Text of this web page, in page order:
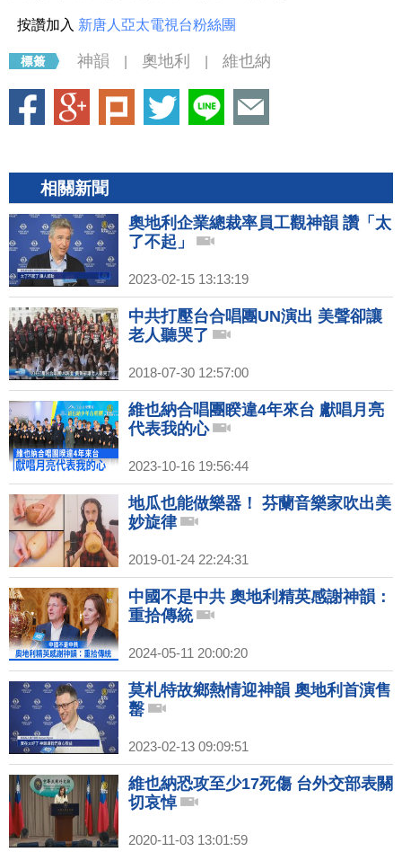
按讚加入 新唐人亞太電視台粉絲團
神韻 奧地利 維也納
相關新聞
奧地利企業總裁率員工觀神韻 讚「太
了不起」
2023-02-15 13:13:19
中共打壓台合唱團UN演出 美聲卻讓
老人聽哭了
2018-07-30 12:57:00
維也納合唱團睽違4年來台 獻唱月亮
代表我的心
2023-10-16 19:56:44
地瓜也能做樂器！ 芬蘭音樂家吹出美
妙旋律
2019-01-24 22:24:31
中國不是中共 奧地利精英感謝神韻：
重拾傳統
2024-05-11 20:00:20
莫札特故鄉熱情迎神韻 奧地利首演售
罊
2023-02-13 09:09:51
維也納恐攻至少17死傷 台外交部表關
切哀悼
2020-11-03 13:01:59